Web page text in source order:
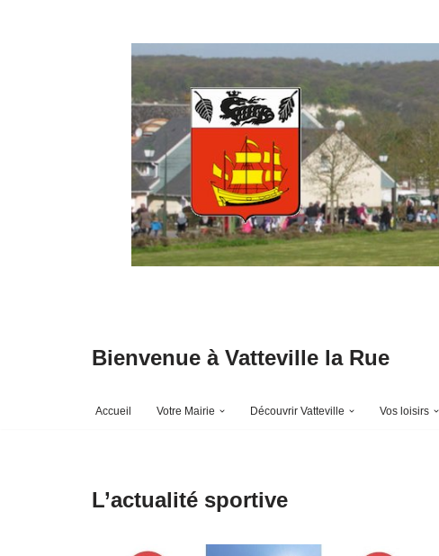
Bienvenue à Vatteville la Rue
Accueil Votre Mairie Découvrir Vatteville Vos loisirs
L’actualité sportive